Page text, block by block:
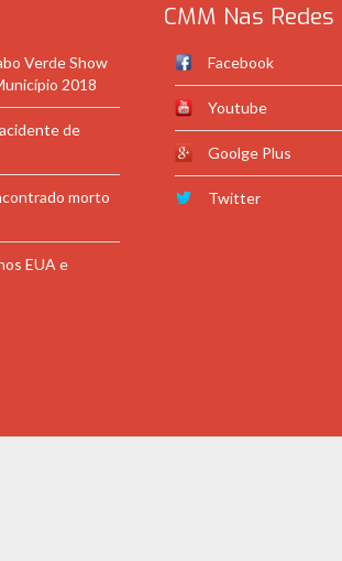
Verde Show
2018
de
morto
EUA e
CMM Nas
Facebook
Youtube
Goolge Plus
Twitter